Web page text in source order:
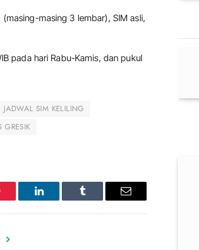
masing 3 lembar), SIM asli,
pada hari Rabu-Kamis, dan pukul
JADWAL SIM KELILING
GRESIK
LinkedIn Tumblr Email